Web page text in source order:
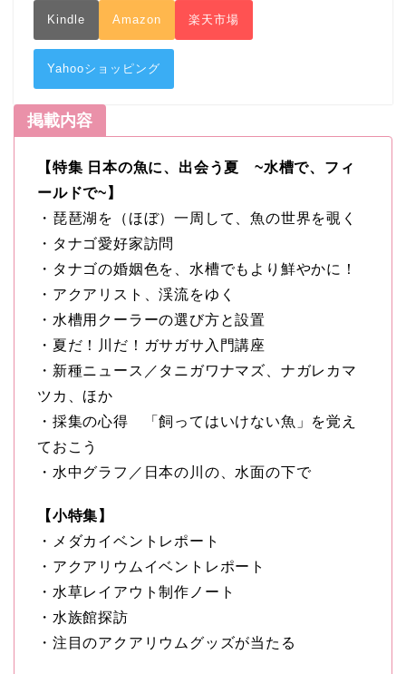
Kindle Amazon 楽天市場
Yahooショッピング
掲載内容
【特集 日本の魚に、出会う夏 ~水槽で、フィ
ールドで~】
・琵琶湖を（ほぼ）一周して、魚の世界を覗く
・タナゴ愛好家訪問
・タナゴの婚姻色を、水槽でもより鮮やかに！
・アクアリスト、渓流をゆく
・水槽用クーラーの選び方と設置
・夏だ！川だ！ガサガサ入門講座
・新種ニュース／タニガワナマズ、ナガレカマ
ツカ、ほか
・採集の心得 「飼ってはいけない魚」を覚え
ておこう
・水中グラフ／日本の川の、水面の下で
【小特集】
・メダカイベントレポート
・アクアリウムイベントレポート
・水草レイアウト制作ノート
・水族館探訪
・注目のアクアリウムグッズが当たる